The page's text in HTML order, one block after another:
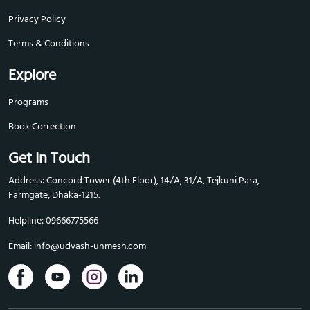
Privacy Policy
Terms & Conditions
Explore
Programs
Book Correction
Get In Touch
Address: Concord Tower (4th Floor), 14/A, 31/A, Tejkuni Para,
Farmgate, Dhaka-1215.
Helpline: 09666775566
Email:info@udvash-unmesh.com